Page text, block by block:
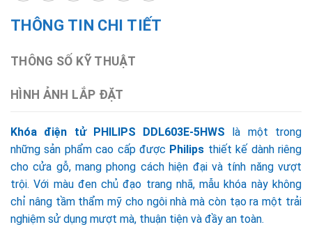
THÔNG TIN CHI TIẾT
THÔNG SỐ KỸ THUẬT
HÌNH ẢNH LẮP ĐẶT
Khóa điện tử PHILIPS DDL603E-5HWS là một trong
những sản phẩm cao cấp được Philips thiết kế dành riêng
cho cửa gỗ, mang phong cách hiện đại và tính năng vượt
trội. Với màu đen chủ đạo trang nhã, mẫu khóa này không
chỉ nâng tầm thẩm mỹ cho ngôi nhà mà còn tạo ra một trải
nghiệm sử dụng mượt mà, thuận tiện và đầy an toàn.